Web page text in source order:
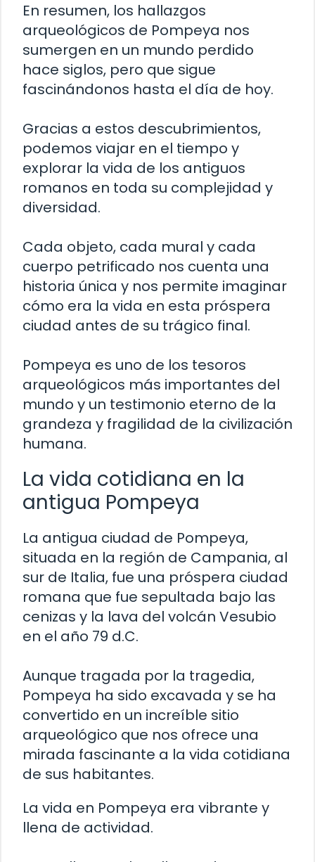
En resumen, los hallazgos
arqueológicos de Pompeya nos
sumergen en un mundo perdido
hace siglos, pero que sigue
fascinándonos hasta el día de hoy.
Gracias a estos descubrimientos,
podemos viajar en el tiempo y
explorar la vida de los antiguos
romanos en toda su complejidad y
diversidad.
Cada objeto, cada mural y cada
cuerpo petrificado nos cuenta una
historia única y nos permite imaginar
cómo era la vida en esta próspera
ciudad antes de su trágico final.
Pompeya es uno de los tesoros
arqueológicos más importantes del
mundo y un testimonio eterno de la
grandeza y fragilidad de la civilización
humana.
La vida cotidiana en la
antigua Pompeya
La antigua ciudad de Pompeya,
situada en la región de Campania, al
sur de Italia, fue una próspera ciudad
romana que fue sepultada bajo las
cenizas y la lava del volcán Vesubio
en el año 79 d.C.
Aunque tragada por la tragedia,
Pompeya ha sido excavada y se ha
convertido en un increíble sitio
arqueológico que nos ofrece una
mirada fascinante a la vida cotidiana
de sus habitantes.
La vida en Pompeya era vibrante y
llena de actividad.